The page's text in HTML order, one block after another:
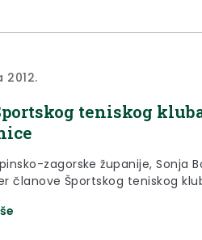
2012.
teniskog
zagorske županije, Sonja
članove Športskog teniskog